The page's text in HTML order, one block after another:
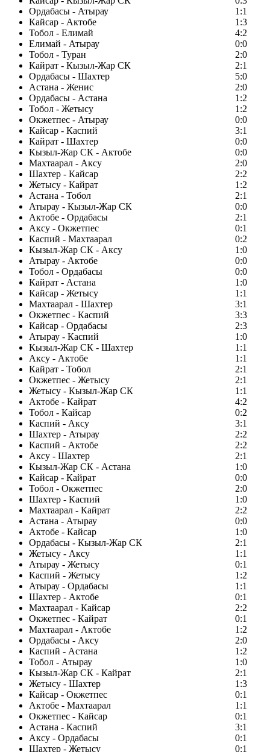
Ордабасы - Атырау
1:1
Кайсар - Актобе
1:3
Тобол - Елимай
4:2
Елимай - Атырау
0:0
Тобол - Туран
2:0
Кайрат - Кызыл-Жар СК
2:1
Ордабасы - Шахтер
5:0
Астана - Женис
2:0
Ордабасы - Астана
1:2
Тобол - Жетысу
1:2
Окжетпес - Атырау
0:0
Кайсар - Каспий
3:1
Кайрат - Шахтер
0:0
Кызыл-Жар СК - Актобе
0:0
Махтаарал - Аксу
2:0
Шахтер - Кайсар
2:2
Жетысу - Кайрат
1:2
Астана - Тобол
2:1
Атырау - Кызыл-Жар СК
0:0
Актобе - Ордабасы
2:1
Аксу - Окжетпес
0:1
Каспий - Махтаарал
0:2
Кызыл-Жар СК - Аксу
1:0
Атырау - Актобе
0:0
Тобол - Ордабасы
0:0
Кайрат - Астана
1:0
Кайсар - Жетысу
1:1
Махтаарал - Шахтер
3:1
Окжетпес - Каспий
3:3
Кайсар - Ордабасы
2:3
Атырау - Каспий
1:0
Кызыл-Жар СК - Шахтер
1:1
Аксу - Актобе
1:1
Кайрат - Тобол
2:1
Окжетпес - Жетысу
2:1
Жетысу - Кызыл-Жар СК
1:1
Актобе - Кайрат
4:2
Тобол - Кайсар
0:2
Каспий - Аксу
3:1
Шахтер - Атырау
2:2
Каспий - Актобе
2:2
Аксу - Шахтер
2:1
Кызыл-Жар СК - Астана
1:0
Кайсар - Кайрат
0:0
Тобол - Окжетпес
2:0
Шахтер - Каспий
1:0
Махтаарал - Кайрат
2:2
Астана - Атырау
0:0
Актобе - Кайсар
1:0
Ордабасы - Кызыл-Жар СК
2:1
Жетысу - Аксу
1:1
Атырау - Жетысу
0:1
Каспий - Жетысу
1:2
Атырау - Ордабасы
1:1
Шахтер - Актобе
0:1
Махтаарал - Кайсар
2:2
Окжетпес - Кайрат
0:1
Махтаарал - Актобе
1:2
Ордабасы - Аксу
2:0
Каспий - Астана
1:2
Тобол - Атырау
1:0
Кызыл-Жар СК - Кайрат
2:1
Жетысу - Шахтер
1:3
Кайсар - Окжетпес
0:1
Актобе - Махтаарал
1:1
Окжетпес - Кайсар
0:1
Астана - Каспий
3:1
Аксу - Ордабасы
0:1
Шахтер - Жетысу
0:1